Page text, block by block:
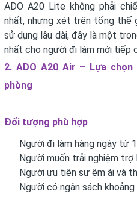
ADO A20 Lite không phải
nhất, nhưng xét trên tổng thể
sử dụng lâu dài, đây là một
nhất cho người đi làm mới tiếp
2. ADO A20 Air – Lựa
phòng
Đối tượng phù hợp
Người đi làm hàng ngày từ
Người muốn trải nghiệm
Người ưu tiên sự êm ái và
Người có ngân sách